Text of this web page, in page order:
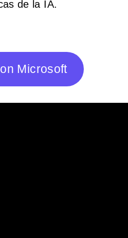
de la IA.
Microsoft